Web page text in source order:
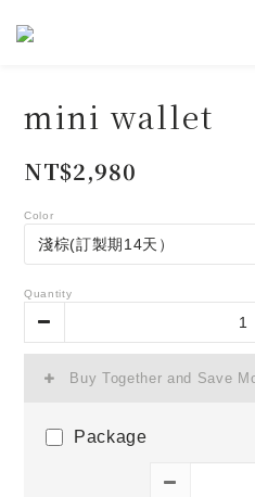
mini wallet
NT$2,980
Color
Quantity
Buy Together and Save
Package